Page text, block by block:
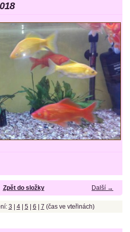
Další →
Zpět do složky
3 4| 5| 6 7 (čas ve vteřinách)